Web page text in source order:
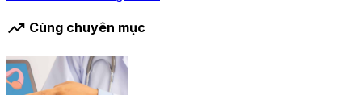
trending_up Cùng chuyên mục